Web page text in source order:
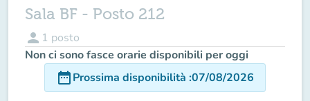
Sala BF - Posto 212
person 1 posto
Non ci sono fasce orarie disponibili per oggi
date_rangeProssima disponibilità :07/08/2026